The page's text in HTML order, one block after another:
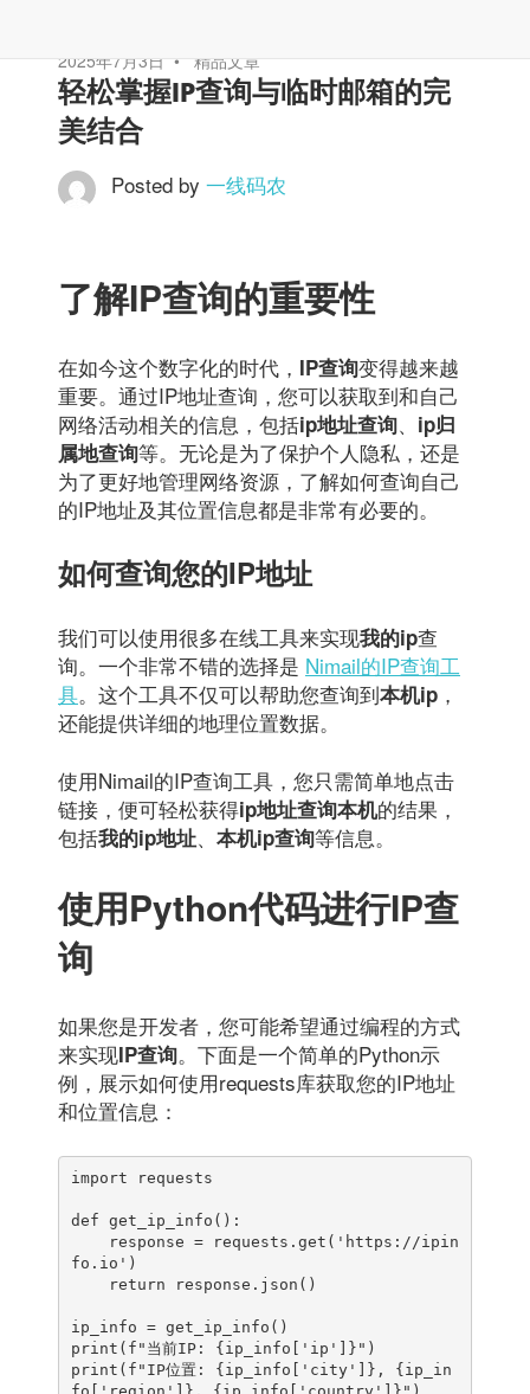
2025年7月3日 精品文章
轻松掌握IP查询与临时邮箱的完
美结合
Posted by 一线码农
了解IP查询的重要性
在如今这个数字化的时代， IP查询变得越来越
重要。通过IP地址查询，您可以获取到和自己
网络活动相关的信息，包括ip地址查询、 ip归
属地查询等。无论是为了保护个人隐私，还是
为了更好地管理网络资源，了解如何查询自己
的IP地址及其位置信息都是非常有必要的。
如何查询您的IP地址
我们可以使用很多在线工具来实现我的ip查
询。一个非常不错的选择是 Nimail的IP查询工
具。这个工具不仅可以帮助您查询到本机ip ，
还能提供详细的地理位置数据。
使用Nimail的IP查询工具，您只需简单地点击
链接，便可轻松获得ip地址查询本机的结果，
包括我的ip地址、 本机ip查询等信息。
使用Python代码进行IP查
询
如果您是开发者，您可能希望通过编程的方式
来实现IP查询。下面是一个简单的Python示
例，展示如何使用requests库获取您的IP地址
和位置信息：
import requests
def get_ip_info():
fo.io')
ip_info = get_ip_info()
print(f"当前IP: {ip_info['ip']}")
print(f"IP位置: {ip_info['city']}, {ip_in